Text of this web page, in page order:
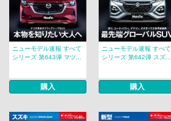
ニューモデル速報 すべて
シリーズ 第643弾 マツ...
購入
ニューモデル速報 すべて
シリーズ 第642弾 スズ...
購入